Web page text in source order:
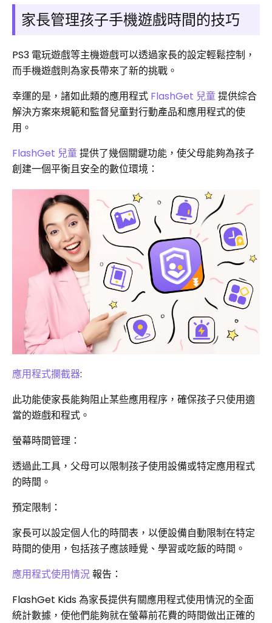
家長管理孩子手機遊戲時間的技巧
PS3 電玩遊戲等主機遊戲可以透過家長的設定輕鬆控制，
而手機遊戲則為家長帶來了新的挑戰。
幸運的是，諸如此類的應用程式 FlashGet 兒童提供綜合
解決方案來規範和監督兒童對行動產品和應用程式的使
用。
FlashGet 兒童提供了幾個關鍵功能，使父母能夠為孩子
創建一個平衡且安全的數位環境：
應用程式攔截器:
此功能使家長能夠阻止某些應用程序，確保孩子只使用適
當的遊戲和程式。
螢幕時間管理：
透過此工具，父母可以限制孩子使用設備或特定應用程式
的時間。
預定限制：
家長可以設定個人化的時間表，以便設備自動限制在特定
時間的使用，包括孩子應該睡覺、學習或吃飯的時間。
應用程式使用情況報告：
FlashGet Kids 為家長提供有關應用程式使用情況的全面
統計數據，使他們能夠就在螢幕前花費的時間做出正確的